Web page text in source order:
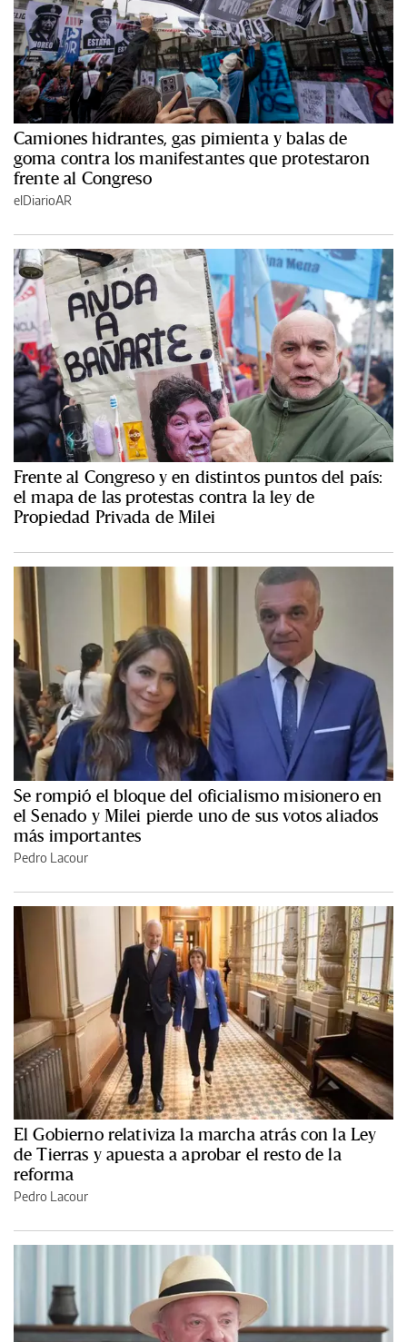
Camiones hidrantes, gas pimienta y balas de
goma contra los manifestantes que protestaron
frente al Congreso
elDiarioAR
Frente al Congreso y en distintos puntos del país:
el mapa de las protestas contra la ley de
Propiedad Privada de Milei
Se rompió el bloque del oficialismo misionero en
el Senado y Milei pierde uno de sus votos aliados
más importantes
Pedro Lacour
El Gobierno relativiza la marcha atrás con la Ley
de Tierras y apuesta a aprobar el resto de la
reforma
Pedro Lacour